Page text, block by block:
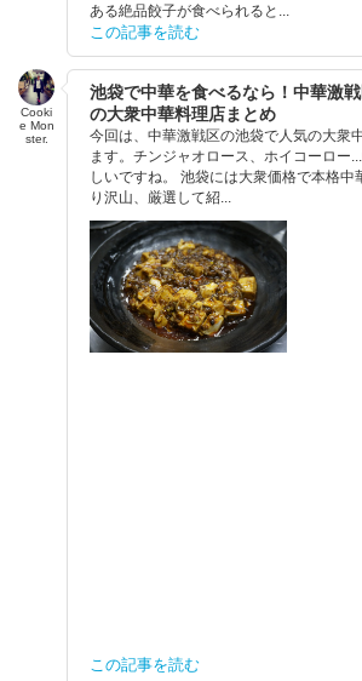
ある絶品餃子が食べられると...
この記事を読む
Cooki
e Mon
ster.
池袋で中華を食べるなら！中華激
の大衆中華料理店まとめ
今回は、中華激戦区の池袋で人気の大衆
ます。チンジャオロース、ホイコーロー
しいですね。 池袋には大衆価格で本格中
り沢山、厳選して紹...
この記事を読む